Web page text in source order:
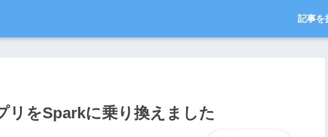
記事を
リをSparkに乗り換えました